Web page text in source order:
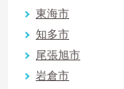
東海市
知多市
尾張旭市
岩倉市